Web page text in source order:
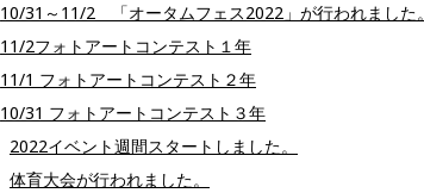
10/31～11/2 「オータムフェス2022」が行われました。
11/2フォトアートコンテスト１年
11/1 フォトアートコンテスト２年
10/31 フォトアートコンテスト３年
2022イベント週間スタートしました。
体育大会が行われました。